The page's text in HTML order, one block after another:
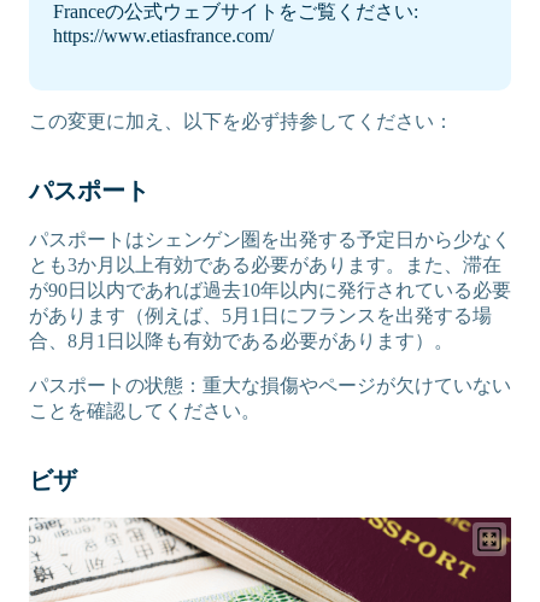
Franceの公式ウェブサイトをご覧ください:
https://www.etiasfrance.com/
この変更に加え、以下を必ず持参してください：
パスポート
パスポートはシェンゲン圏を出発する予定日から少なく
とも3か月以上有効である必要があります。また、滞在
が90日以内であれば過去10年以内に発行されている必要
があります（例えば、5月1日にフランスを出発する場
合、8月1日以降も有効である必要があります）。
パスポートの状態：重大な損傷やページが欠けていない
ことを確認してください。
ビザ